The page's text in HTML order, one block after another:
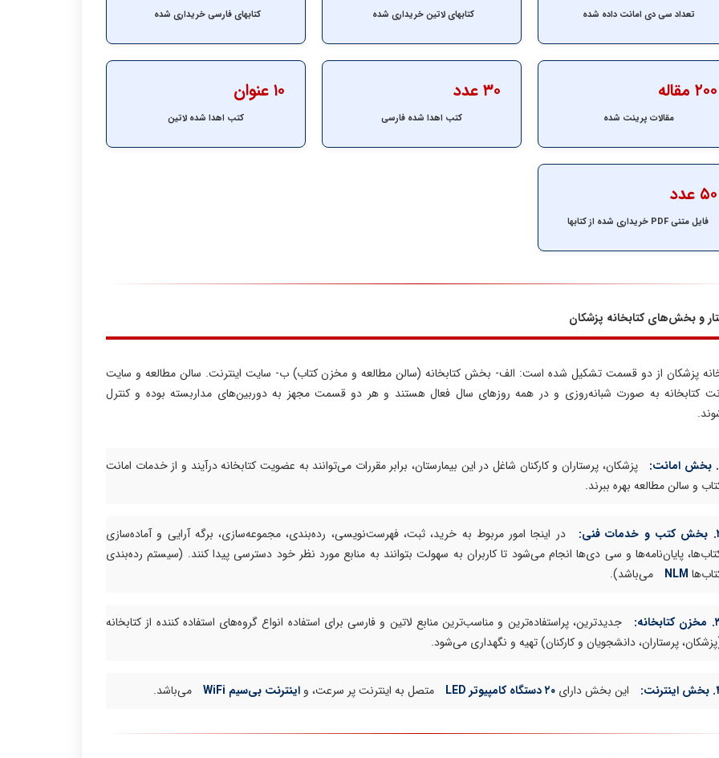
تعداد سی دی امانت داده شده کتابهای لاتین خریداری شده کتابهای فارسی خریداری شده
۲۰۰ مقاله
مقالات پرینت شده
۳۰ عدد
کتب اهدا شده فارسی
۱۰ عنوان
کتب اهدا شده لاتین
۵۰ عدد
فایل متنی PDF خریداری شده از کتابها
و بخش‌های کتابخانه پزشکان
پزشکان از دو قسمت تشکیل شده است: الف- بخش کتابخانه (سالن مطالعه و مخزن کتاب) ب- سایت اینترنت. سالن مطالعه و سایت
کتابخانه به صورت شبانه‌روزی و در همه روزهای سال فعال هستند و هر دو قسمت مجهز به دوربین‌های مداربسته بوده و کنترل
پزشکان، پرستاران و کارکنان شاغل در این بیمارستان، برابر مقررات می‌توانند به عضویت کتابخانه درآیند و از خدمات امانت
و سالن مطالعه بهره ببرند.
فنی:
در اینجا امور مربوط به خرید، ثبت، فهرست‌نویسی، رده‌بندی، مجموعه‌سازی، برگه آرایی و آماده‌سازی
پایان‌نامه‌ها و سی دی‌ها انجام می‌شود تا کاربران به سهولت بتوانند به منابع مورد نظر خود دسترسی پیدا کنند. (سیستم رده‌بندی
NLM می‌باشد).
جدیدترین، پراستفاده‌ترین و مناسب‌ترین منابع لاتین و فارسی برای استفاده انواع گروه‌های استفاده کننده از کتابخانه
پرستاران، دانشجویان و کارکنان) تهیه و نگهداری می‌شود.
این بخش دارای۲۰ دستگاه کامپیوتر LED متصل به اینترنت پر سرعت، واینترنت بی‌سیم WiFi می‌باشد.